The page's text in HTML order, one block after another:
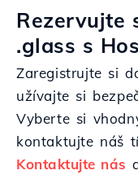
Rezervujte
.glass s
Zaregistrujte si
užívajte si
Vyberte si
kontaktujte náš
Kontaktujte nás